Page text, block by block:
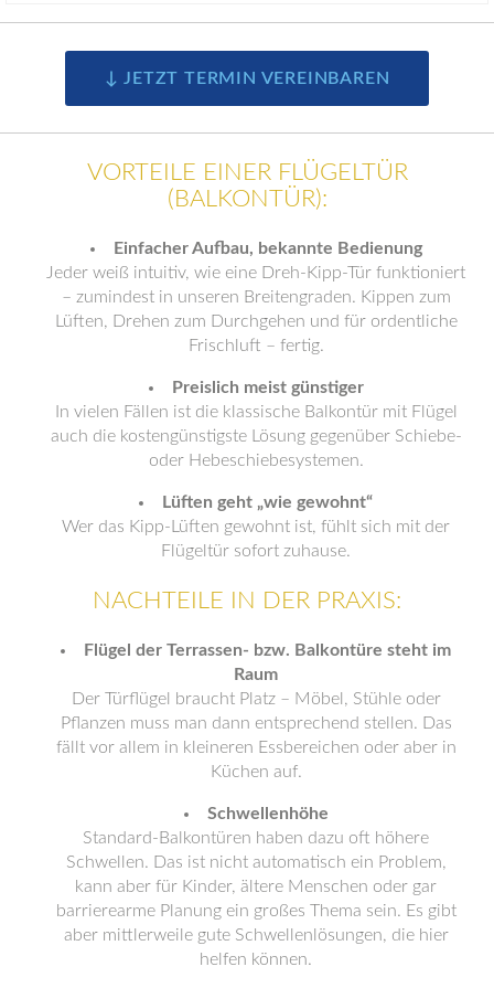
↓ JETZT TERMIN VEREINBAREN
VORTEILE EINER FLÜGELTÜR
(BALKONTÜR):
Einfacher Aufbau, bekannte Bedienung
Jeder weiß intuitiv, wie eine Dreh-Kipp-Tür funktioniert
– zumindest in unseren Breitengraden. Kippen zum
Lüften, Drehen zum Durchgehen und für ordentliche
Frischluft – fertig.
Preislich meist günstiger
In vielen Fällen ist die klassische Balkontür mit Flügel
auch die kostengünstigste Lösung gegenüber Schiebe-
oder Hebeschiebesystemen.
Lüften geht „wie gewohnt“
Wer das Kipp-Lüften gewohnt ist, fühlt sich mit der
Flügeltür sofort zuhause.
NACHTEILE IN DER PRAXIS:
Flügel der Terrassen- bzw. Balkontüre steht im
Raum
Der Türflügel braucht Platz – Möbel, Stühle oder
Pflanzen muss man dann entsprechend stellen. Das
fällt vor allem in kleineren Essbereichen oder aber in
Küchen auf.
Schwellenhöhe
Standard-Balkontüren haben dazu oft höhere
Schwellen. Das ist nicht automatisch ein Problem,
kann aber für Kinder, ältere Menschen oder gar
barrierearme Planung ein großes Thema sein. Es gibt
aber mittlerweile gute Schwellenlösungen, die hier
helfen können.